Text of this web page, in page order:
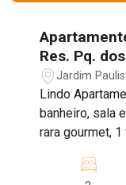
Res. Pq.
Paulista,
Jardim
Lindo
banheiro, sala
rara gourmet,